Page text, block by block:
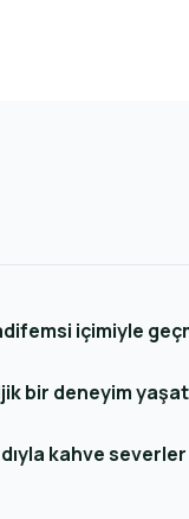
içimiyle
bir deneyim
kahve